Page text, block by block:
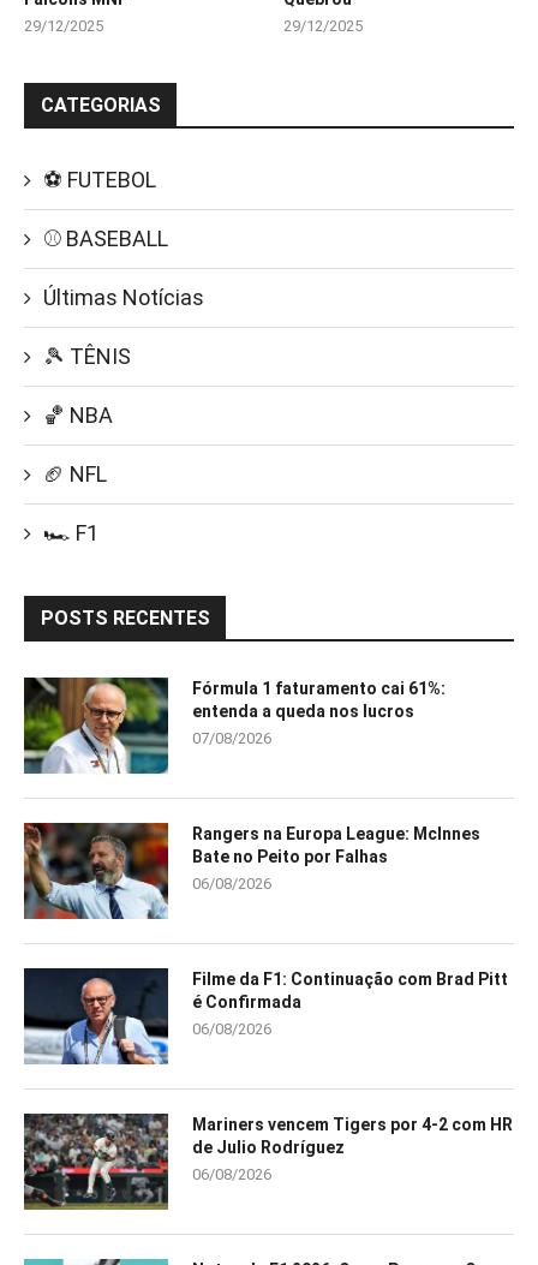
29/12/2025 29/12/2025
CATEGORIAS
⚽ FUTEBOL
⚾ BASEBALL
Últimas Notícias
🎾 TÊNIS
🏀 NBA
🏈 NFL
🏎️ F1
POSTS RECENTES
Fórmula 1 faturamento cai 61%:
entenda a queda nos lucros
07/08/2026
Rangers na Europa League: McInnes
Bate no Peito por Falhas
06/08/2026
Filme da F1: Continuação com Brad Pitt
é Confirmada
06/08/2026
Mariners vencem Tigers por 4-2 com HR
de Julio Rodríguez
06/08/2026